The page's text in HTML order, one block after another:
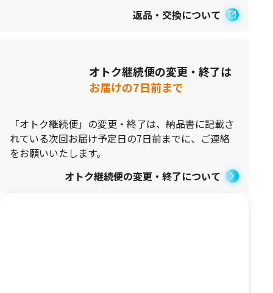
返品・交換について
オトク継続便の変更・終了は
お届けの7日前まで
「オトク継続便」の変更・終了は、納品書に記載さ
れている次回お届け予定日の7日前までに、ご連絡
をお願いいたします。
オトク継続便の変更・終了について